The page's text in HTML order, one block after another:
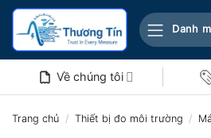
Bỏ
nội
Danh
Về chúng tôi
Trang chủ / Thiết bị đo môi trường /